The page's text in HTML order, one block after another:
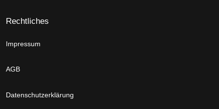
Rechtliches
Impressum
AGB
Datenschutzerklärung